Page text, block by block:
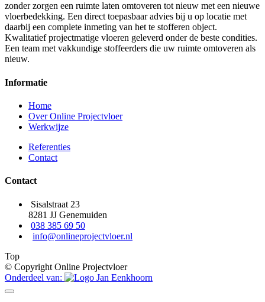
zonder zorgen een ruimte laten omtoveren tot nieuw met een nieuwe
vloerbedekking. Een direct toepasbaar advies bij u op locatie met
daarbij een complete inmeting van het te stofferen object.
Kwalitatief projectmatige vloeren geleverd onder de beste condities.
Een team met vakkundige stoffeerders die uw ruimte omtoveren als
nieuw.
Informatie
Home
Over Online Projectvloer
Werkwijze
Referenties
Contact
Contact
Sisalstraat 23
8281 JJ Genemuiden
038 385 69 50
info@onlineprojectvloer.nl
Top
© Copyright Online Projectvloer
Onderdeel van: